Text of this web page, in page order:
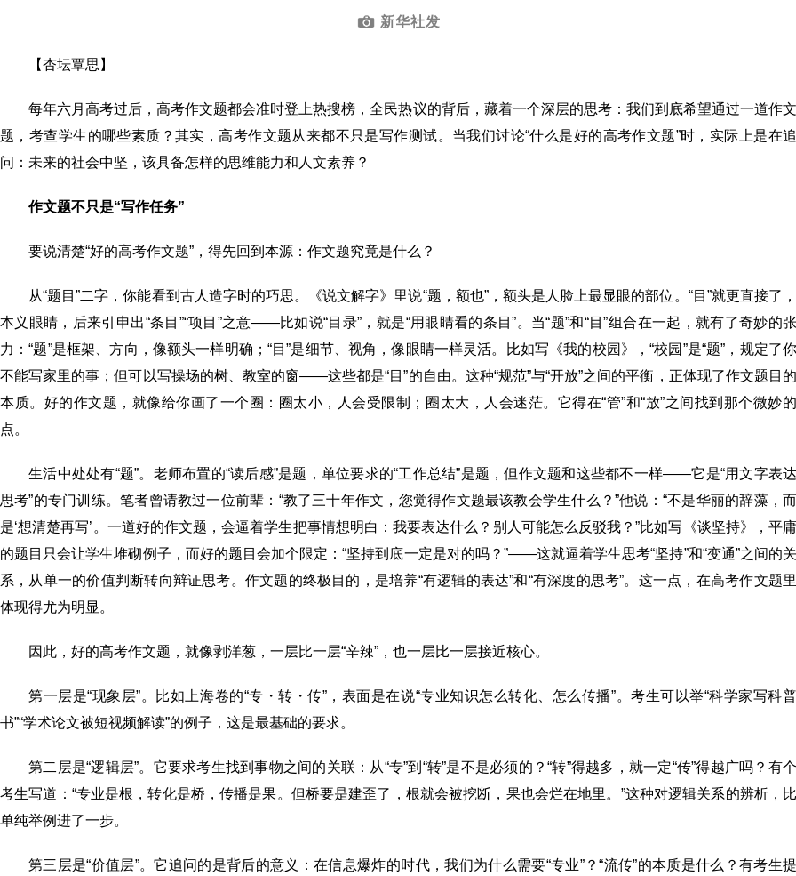
新华社发
【杏坛覃思】
每年六月高考过后，高考作文题都会准时登上热搜榜，全民热议的背后，藏着一个深层的思考：我们到底希望通过一道作文
题，考查学生的哪些素质？其实，高考作文题从来都不只是写作测试。当我们讨论“什么是好的高考作文题”时，实际上是在追
问：未来的社会中坚，该具备怎样的思维能力和人文素养？
作文题不只是“写作任务”
要说清楚“好的高考作文题”，得先回到本源：作文题究竟是什么？
从“题目”二字，你能看到古人造字时的巧思。《说文解字》里说“题，额也”，额头是人脸上最显眼的部位。“目”就更直接了，
本义眼睛，后来引申出“条目”“项目”之意——比如说“目录”，就是“用眼睛看的条目”。当“题”和“目”组合在一起，就有了奇妙的张
力：“题”是框架、方向，像额头一样明确；“目”是细节、视角，像眼睛一样灵活。比如写《我的校园》，“校园”是“题”，规定了你
不能写家里的事；但可以写操场的树、教室的窗——这些都是“目”的自由。这种“规范”与“开放”之间的平衡，正体现了作文题目的
本质。好的作文题，就像给你画了一个圈：圈太小，人会受限制；圈太大，人会迷茫。它得在“管”和“放”之间找到那个微妙的
点。
生活中处处有“题”。老师布置的“读后感”是题，单位要求的“工作总结”是题，但作文题和这些都不一样——它是“用文字表达
思考”的专门训练。笔者曾请教过一位前辈：“教了三十年作文，您觉得作文题最该教会学生什么？”他说：“不是华丽的辞藻，而
是‘想清楚再写’。一道好的作文题，会逼着学生把事情想明白：我要表达什么？别人可能怎么反驳我？”比如写《谈坚持》，平庸
的题目只会让学生堆砌例子，而好的题目会加个限定：“坚持到底一定是对的吗？”——这就逼着学生思考“坚持”和“变通”之间的关
系，从单一的价值判断转向辩证思考。作文题的终极目的，是培养“有逻辑的表达”和“有深度的思考”。这一点，在高考作文题里
体现得尤为明显。
因此，好的高考作文题，就像剥洋葱，一层比一层“辛辣”，也一层比一层接近核心。
第一层是“现象层”。比如上海卷的“专・转・传”，表面是在说“专业知识怎么转化、怎么传播”。考生可以举“科学家写科普
书”“学术论文被短视频解读”的例子，这是最基础的要求。
第二层是“逻辑层”。它要求考生找到事物之间的关联：从“专”到“转”是不是必须的？“转”得越多，就一定“传”得越广吗？有个
考生写道：“专业是根，转化是桥，传播是果。但桥要是建歪了，根就会被挖断，果也会烂在地里。”这种对逻辑关系的辨析，比
单纯举例进了一步。
第三层是“价值层”。它追问的是背后的意义：在信息爆炸的时代，我们为什么需要“专业”？“流传”的本质是什么？有考生提